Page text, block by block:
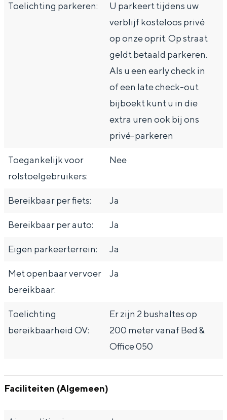
Toelichting parkeren:
U parkeert tijdens uw
verblijf kosteloos privé
op onze oprit. Op straat
geldt betaald parkeren.
Als u een early check in
of een late check-out
bijboekt kunt u in die
extra uren ook bij ons
privé-parkeren
Toegankelijk voor
rolstoelgebruikers:
Nee
Bereikbaar per fiets: Ja
Bereikbaar per auto: Ja
Eigen parkeerterrein: Ja
Met openbaar vervoer
bereikbaar:
Ja
Toelichting
bereikbaarheid OV:
Er zijn 2 bushaltes op
200 meter vanaf Bed &
Office 050
Faciliteiten (Algemeen)